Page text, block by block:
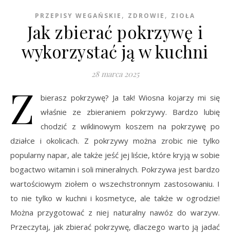
PRZEPISY WEGAŃSKIE , ZDROWIE , ZIOŁA
Jak zbierać pokrzywę i
wykorzystać ją w kuchni
28 marca 2025
Z
bierasz pokrzywę? Ja tak! Wiosna kojarzy mi się
właśnie ze zbieraniem pokrzywy. Bardzo lubię
chodzić z wiklinowym koszem na pokrzywę po
działce i okolicach. Z pokrzywy można zrobic nie tylko
popularny napar, ale także jeść jej liście, które kryją w sobie
bogactwo witamin i soli mineralnych. Pokrzywa jest bardzo
wartościowym ziołem o wszechstronnym zastosowaniu. I
to nie tylko w kuchni i kosmetyce, ale także w ogrodzie!
Można przygotować z niej naturalny nawóz do warzyw.
Przeczytaj, jak zbierać pokrzywę, dlaczego warto ją jadać